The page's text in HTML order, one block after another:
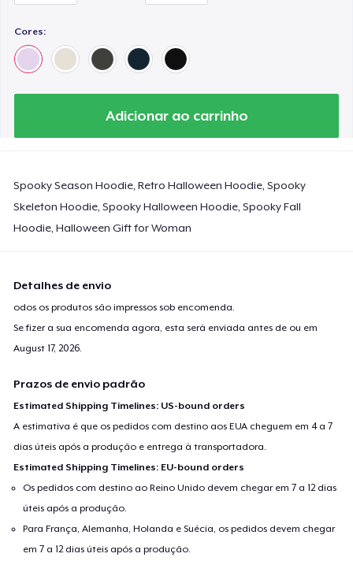
Cores:
Adicionar ao carrinho
Spooky Season Hoodie, Retro Halloween Hoodie, Spooky
Skeleton Hoodie, Spooky Halloween Hoodie, Spooky Fall
Hoodie, Halloween Gift for Woman
Detalhes de envio
odos os produtos são impressos sob encomenda.
Se fizer a sua encomenda agora, esta será enviada antes de ou em
August 17, 2026.
Prazos de envio padrão
Estimated Shipping Timelines: US-bound orders
A estimativa é que os pedidos com destino aos EUA cheguem em 4 a 7
dias úteis após a produção e entrega à transportadora.
Estimated Shipping Timelines: EU-bound orders
Os pedidos com destino ao Reino Unido devem chegar em 7 a 12 dias
úteis após a produção.
Para França, Alemanha, Holanda e Suécia, os pedidos devem chegar
em 7 a 12 dias úteis após a produção.